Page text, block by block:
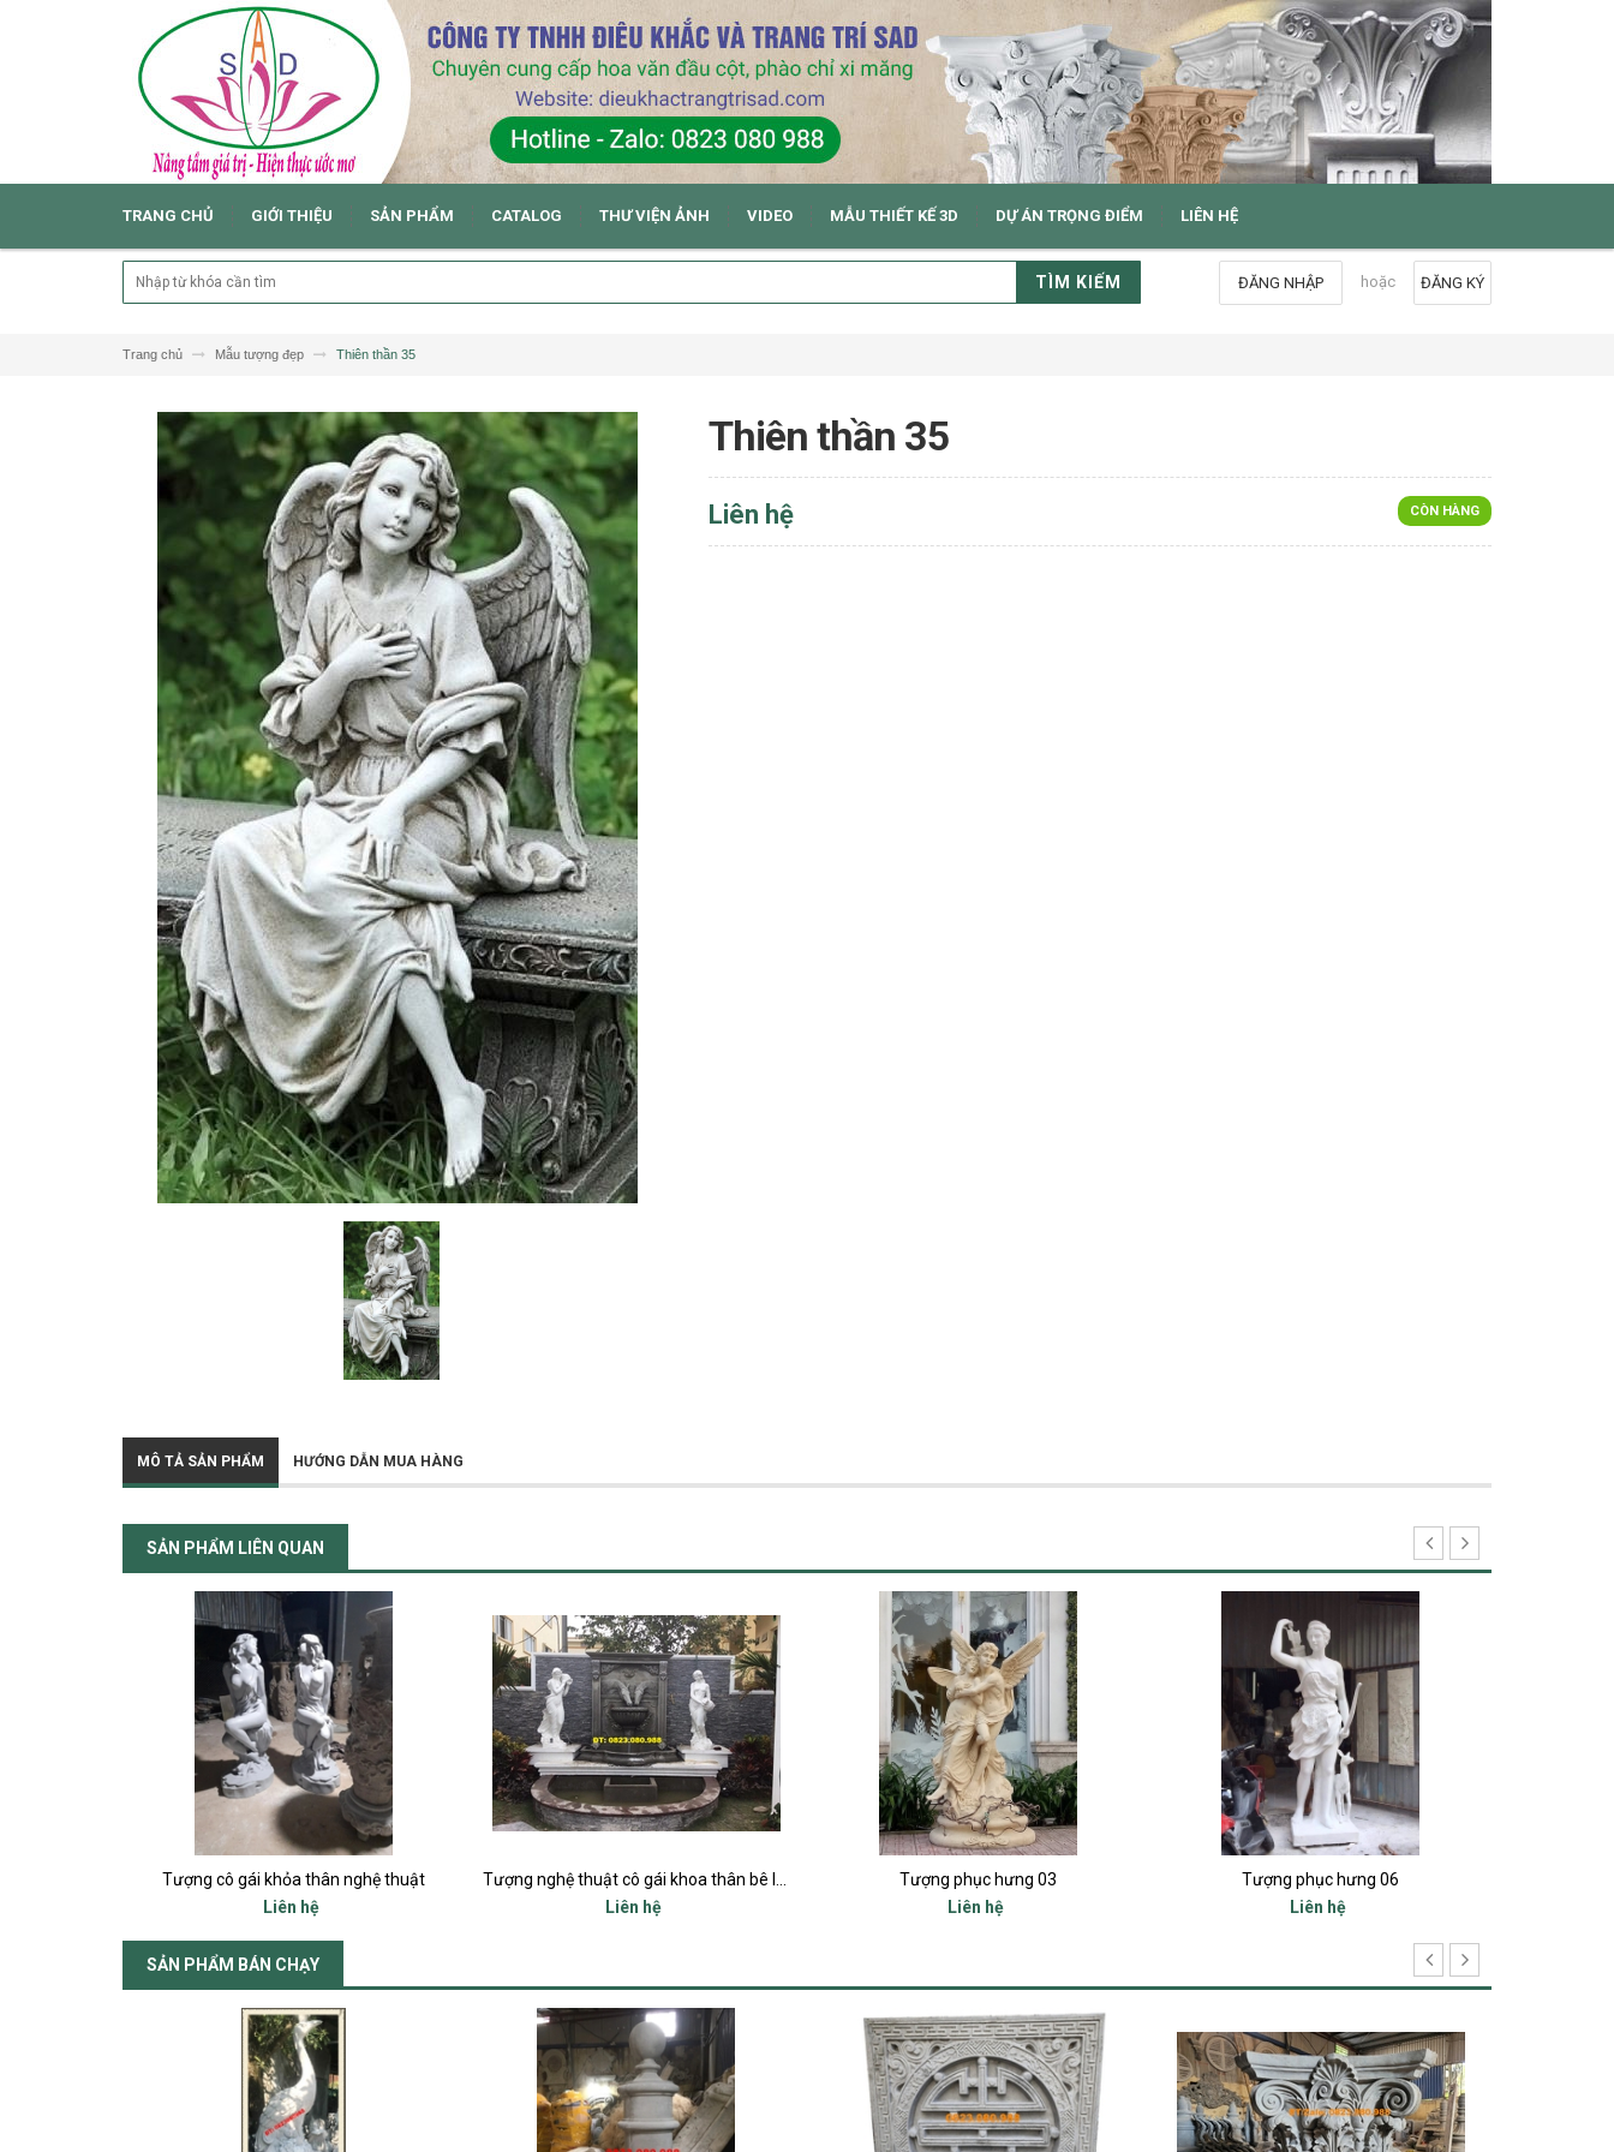
TRANG CHỦ GIỚI THIỆU SẢN PHẨM CATALOG THƯ VIỆN ẢNH VIDEO MẪU THIẾT KẾ 3D DỰ ÁN TRỌNG ĐIỂM LIÊN HỆ
TÌM KIẾM ĐĂNG KÝ
hoặc
ĐĂNG NHẬP
Trang chủ Mẫu tượng đẹp Thiên thần 35
Thiên thần 35
CÒN HÀNG
Liên hệ
MÔ TẢ SẢN PHẨM HƯỚNG DẪN MUA HÀNG
SẢN PHẨM LIÊN QUAN
Liên hệ
Tượng phục hưng 03
Liên hệ
Tượng phục hưng 06
Liên hệ
Thiên thần 45
Liên hệ
SẢN PHẨM BÁN CHẠY